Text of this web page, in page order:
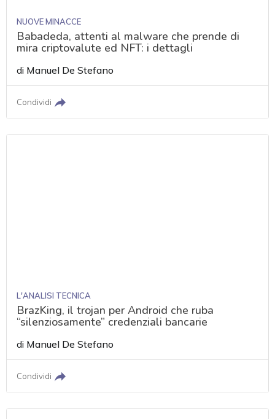
NUOVE MINACCE
Babadeda, attenti al malware che prende di
mira criptovalute ed NFT: i dettagli
di Manuel De Stefano
Condividi
L'ANALISI TECNICA
BrazKing, il trojan per Android che ruba
“silenziosamente” credenziali bancarie
di Manuel De Stefano
Condividi